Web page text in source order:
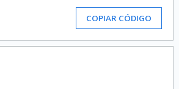
COPIAR CÓDIGO